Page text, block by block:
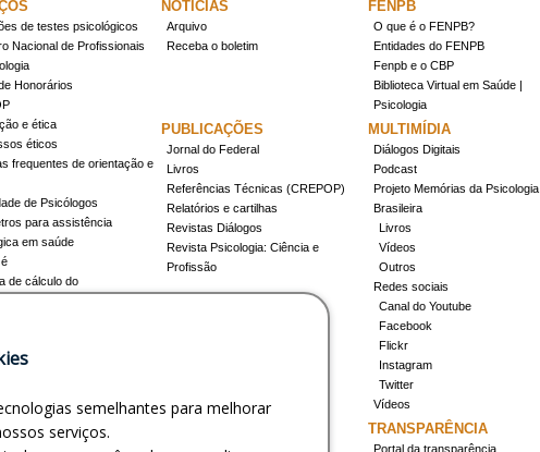
de testes psicológicos
Nacional de Profissionais
Honorários
e ética
éticos
frequentes de orientação e
de Psicólogos
para assistência
em saúde
de cálculo do
de Especialista
credenciados
NOTÍCIAS
Arquivo
Receba o boletim
FENPB
O que é o FENPB?
Entidades do FENPB
Fenpb e o CBP
Biblioteca Virtual em Saúde |
Psicologia
PUBLICAÇÕES
Jornal do Federal
Livros
Referências Técnicas (CREPOP)
Relatórios e cartilhas
Revistas Diálogos
Revista Psicologia: Ciência e
Profissão
MULTIMÍDIA
Diálogos Digitais
Podcast
Projeto Memórias da Psicologia
Brasileira
Livros
Vídeos
Outros
Redes sociais
Canal do Youtube
Facebook
Flickr
Instagram
Twitter
Vídeos
Promovidos pelo CFP
TRANSPARÊNCIA
Portal da transparência
semelhantes para melhorar
serviços.